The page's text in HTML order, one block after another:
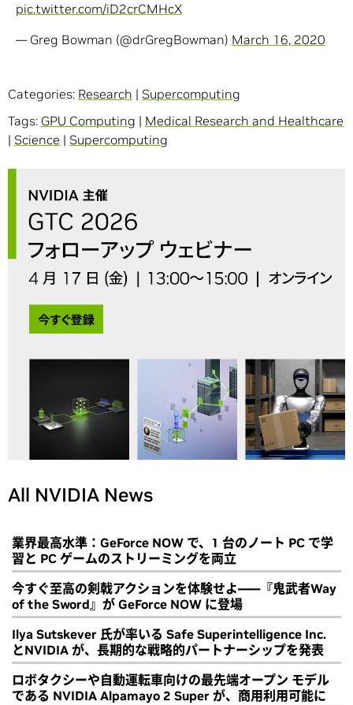
pic.twitter.com/iD2crCMHcX
— Greg Bowman (@drGregBowman) March 16, 2020
Categories: Research | Supercomputing
Tags: GPU Computing | Medical Research and Healthcare
| Science | Supercomputing
All NVIDIA News
業界最高水準：GeForce NOW で、1 台のノート PC で学
習と PC ゲームのストリーミングを両立
今すぐ至高の剣戟アクションを体験せよ――『鬼武者Way
of the Sword』が GeForce NOW に登場
Ilya Sutskever 氏が率いる Safe Superintelligence Inc.
とNVIDIA が、長期的な戦略的パートナーシップを発表
ロボタクシーや自動運転車向けの最先端オープン モデル
である NVIDIA Alpamayo 2 Super が、商用利用可能に